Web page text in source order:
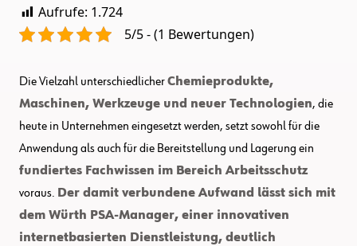
Aufrufe: 1.724
5/5 - (1 Bewertungen)
Die Vielzahl unterschiedlicherChemieprodukte,
Maschinen, Werkzeuge und neuer Technologien, die
heute in Unternehmen eingesetzt werden, setzt sowohl für die
Anwendung als auch für die Bereitstellung und Lagerung ein
fundiertes Fachwissen im Bereich Arbeitsschutz
voraus. Der damit verbundene Aufwand lässt sich mit
dem Würth PSA-Manager, einer innovativen
internetbasierten Dienstleistung, deutlich